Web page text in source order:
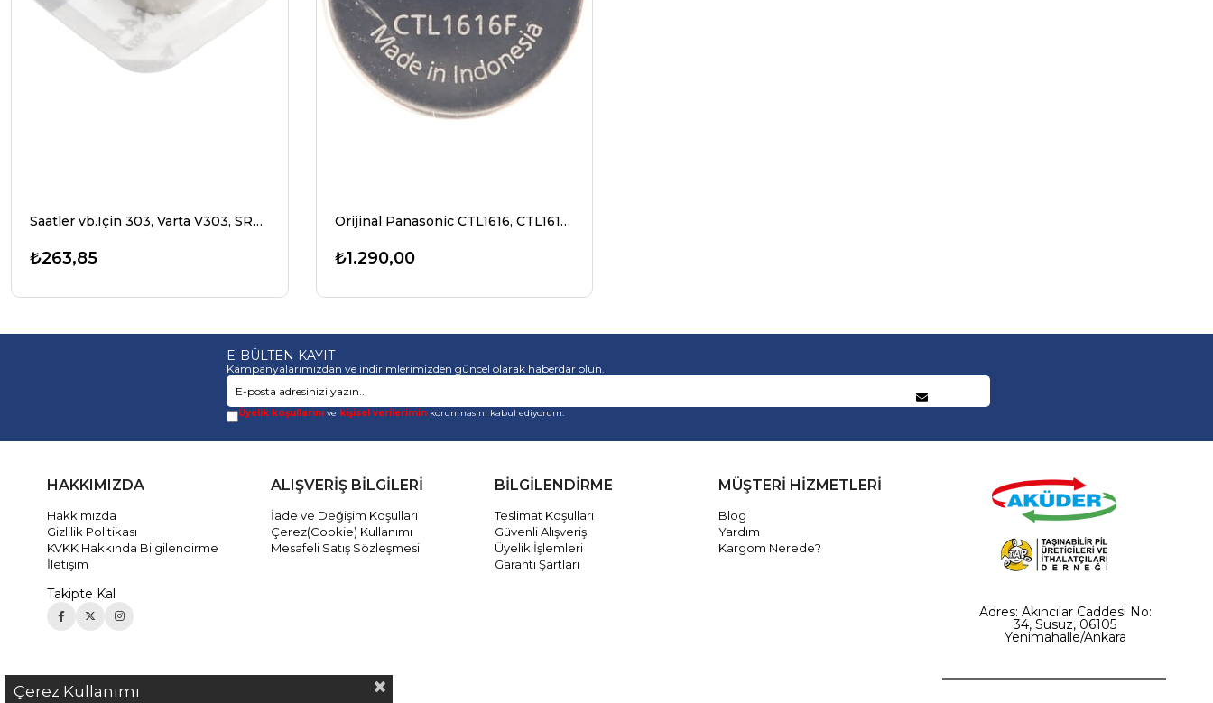
Saatler vb.Için 303, Varta V303, SR44, SR44SW düğme hücresi.
₺263,85
Orijinal Panasonic CTL1616, CTL1616F
₺1.290,00
E-BÜLTEN KAYIT
Kampanyalarımızdan ve indirimlerimizden güncel olarak haberdar olun.
Üyelik koşullarını ve kişisel verilerimin korunmasını kabul ediyorum.
HAKKIMIZDA
Hakkımızda
Gizlilik Politikası
KVKK Hakkında Bilgilendirme
İletişim
Takipte Kal
ALIŞVERİŞ BİLGİLERİ
İade ve Değişim Koşulları
Çerez(Cookie) Kullanımı
Mesafeli Satış Sözleşmesi
BİLGİLENDİRME
Teslimat Koşulları
Güvenli Alışveriş
Üyelik İşlemleri
Garanti Şartları
MÜŞTERİ HİZMETLERİ
Blog
Yardım
Kargom Nerede?
Adres: Akıncılar Caddesi No:
34, Susuz, 06105
Yenimahalle/Ankara
Çerez Kullanımı